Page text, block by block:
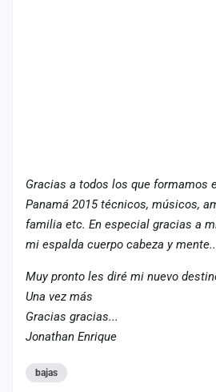
Gracias a todos los que formamos
Panamá 2015 técnicos, músicos,
familia etc. En especial gracias a
mi espalda cuerpo cabeza y
Muy pronto les diré mi nuevo
Una vez más
Gracias gracias...
Jonathan Enrique
bajas